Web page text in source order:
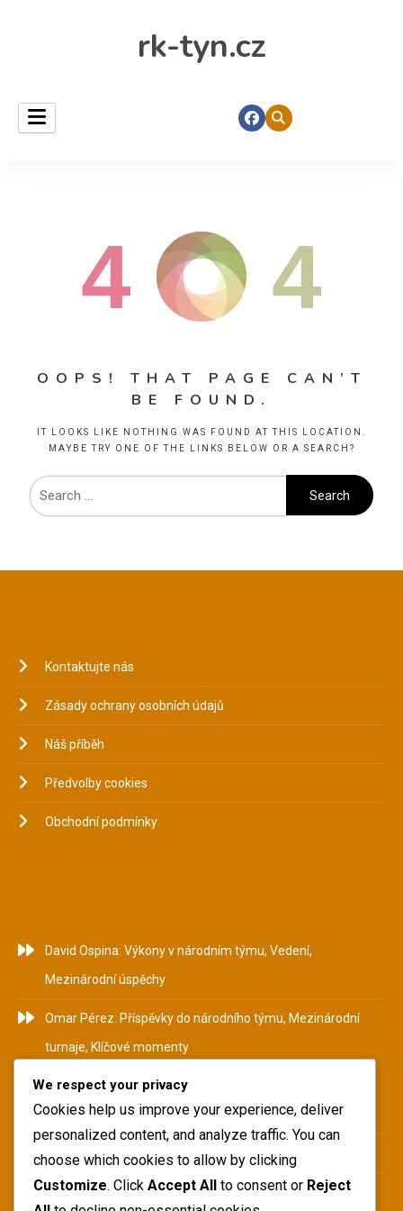
rk-tyn.cz
4 4
OOPS! THAT PAGE CAN’T
BE FOUND.
IT LOOKS LIKE NOTHING WAS FOUND AT THIS LOCATION.
MAYBE TRY ONE OF THE LINKS BELOW OR A SEARCH?
Kontaktujte nás
Zásady ochrany osobních údajů
Náš příběh
Předvolby cookies
Obchodní podmínky
David Ospina: Výkony v národním týmu, Vedení,
Mezinárodní úspěchy
Omar Pérez: Příspěvky do národního týmu, Mezinárodní
turnaje, Klíčové momenty
Camilo Zúñiga: Historie národního týmu, Mezinárodní
příspěvky, Klíčové výkony
Pablo Armero: Pozadí, Začátky kariéry, Osobní život
Yerry Mina: Příspěvky do národního týmu, Mezinárodní
We respect your privacy
Cookies help us improve your experience, deliver
personalized content, and analyze traffic. You can
choose which cookies to allow by clicking
Customize. Click Accept All to consent or Reject